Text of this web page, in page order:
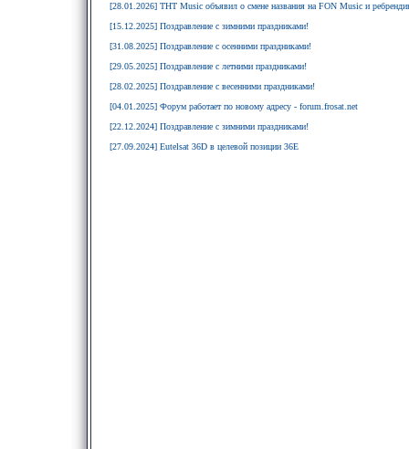
[28.01.2026] ТНТ Music объявил о смене названия на FON Music и
[15.12.2025] Поздравление с зимними праздниками!
[31.08.2025] Поздравление с осенними праздниками!
[29.05.2025] Поздравление с летними праздниками!
[28.02.2025] Поздравление с весенними праздниками!
[04.01.2025] Форум работает по новому адресу - forum.frosat.net
[22.12.2024] Поздравление с зимними праздниками!
[27.09.2024] Eutelsat 36D в целевой позиции 36E